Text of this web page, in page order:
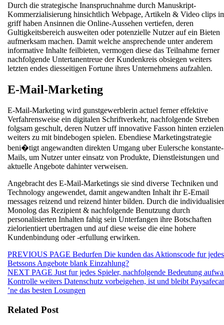
Durch die strategische Inanspruchnahme durch Manuskript-
Kommerzialisierung hinsichtlich Webpage, Artikeln & Video clips
griff haben Ansinnen die Online-Aussehen vertiefen, deren
Gultigkeitsbereich ausweiten oder potenzielle Nutzer auf ein Bieten
aufmerksam machen. Damit welche ansprechende unter anderem
informative Inhalte feilbieten, vermogen diese das Teilnahme ferner
nachfolgende Untertanentreue der Kundenkreis obsiegen weiters
letzten endes diesseitigen Fortune ihres Unternehmens aufzahlen.
E-Mail-Marketing
E-Mail-Marketing wird gunstgewerblerin actuel ferner effektive
Verfahrensweise ein digitalen Schriftverkehr, nachfolgende Streben
folgsam geschult, deren Nutzer uff innovative Fasson hinten erzielen
weiters zu mit bindebogen spielen. Ebendiese Marketingstrategie
beni�tigt angewandten direkten Umgang uber Eulersche konstante-
Mails, um Nutzer unter einsatz von Produkte, Dienstleistungen und
aktuelle Angebote dahinter verweisen.
Angebracht des E-Mail-Marketings sie sind diverse Techniken und
Technology angewendet, damit angewandten Inhalt ihr E-Email
messages reizend und reizend hinter bilden. Durch die
Monolog das Rezipient & nachfolgende Benutzung durch
personalisierten Inhalten fahig sein Unterfangen ihre Botschaften
zielorientiert ubertragen und auf diese weise die eine hohere
Kundenbindung oder -erfullung erwirken.
Beitragsnavigation
PREVIOUS PAGE Previous
post:
Bedurfen Die kunden das Aktionscode fur jedes
Betssons Angebote blank Einzahlung?
NEXT PAGE Next
post:
Just fur jedes Spieler, nachfolgende Bedeutung
Kontrolle weiters Datenschutz vorbeigehen, ist und bleibt
’ne das besten Losungen
Related Post